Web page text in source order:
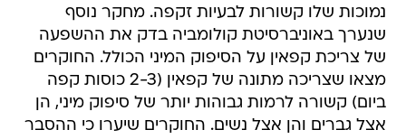
נמוכות שלו קשורות לבעיות זקפה. מחקר נוסף
שנערך באוניברסיטת קולומביה בדק את ההשפעה
של צריכת קפאין על הסיפוק המיני הכולל. החוקרים
מצאו שצריכה מתונה של קפאין (2-3 כוסות קפה
ביום) קשורה לרמות גבוהות יותר של סיפוק מיני, הן
אצל גברים והן אצל נשים. החוקרים שיערו כי ההסבר